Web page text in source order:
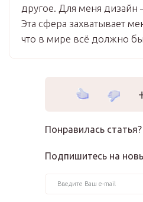
другое. Для меня
Эта сфера захватывает
что в мире всё должно
Понравилась
Подпишитесь на